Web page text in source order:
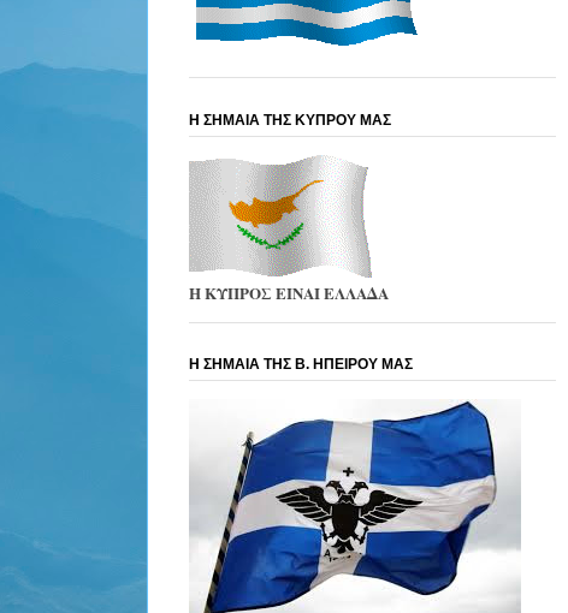
Η ΣΗΜΑΙΑ ΤΗΣ ΚΥΠΡΟΥ ΜΑΣ
Η ΚΥΠΡΟΣ ΕΙΝΑΙ ΕΛΛΑΔΑ
Η ΣΗΜΑΙΑ ΤΗΣ Β. ΗΠΕΙΡΟΥ ΜΑΣ